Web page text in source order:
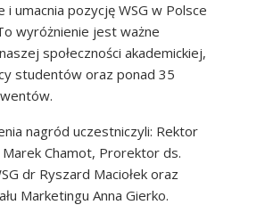
umacnia pozycję WSG w Polsce
wyróżnienie jest ważne
społeczności akademickiej,
studentów oraz ponad 35
nagród uczestniczyli: Rektor
Chamot, Prorektor ds.
dr Ryszard Maciołek oraz
Marketingu Anna Gierko.